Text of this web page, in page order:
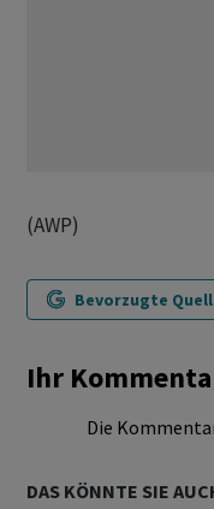
(AWP)
Bevorzugte
Ihr
Die
DAS KÖNNTE SIE